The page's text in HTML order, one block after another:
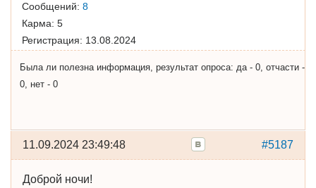
Сообщений: 8
Карма: 5
Регистрация: 13.08.2024
Была ли полезна информация, результат опроса: да - 0, отчасти -
0, нет - 0
#5187
11.09.2024 23:49:48
Доброй ночи!